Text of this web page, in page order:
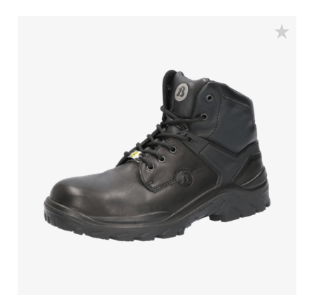
aus Stahl und PU-Überkappe.